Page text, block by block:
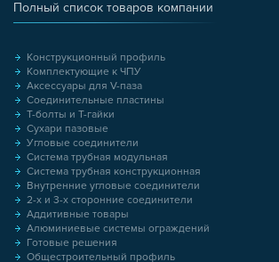
Полный список товаров компании
Конструкционный профиль
Комплектующие к ЧПУ
Аксессуары для V-паза
Соединительные пластины
Т-болты и Т-гайки
Сухари пазовые
Угловые соединители
Система трубная модульная
Система трубная конструкционная
Внутренние угловые соединители
2-х и 3-х сторонние соединители
Аддитивные товары
Алюминиевые системы ограждений
Готовые решения
Общестроительный профиль